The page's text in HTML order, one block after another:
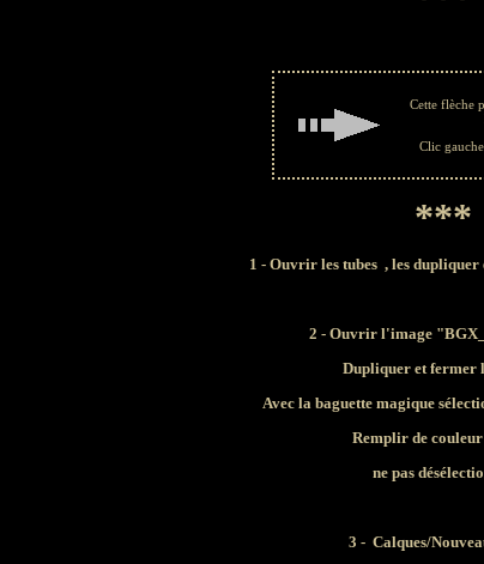
Cette flèche
Clic
***
1 - Ouvrir les tubes , les
2 - Ouvrir l'image "
Dupliquer et
Avec la baguette magique
Remplir de
ne pas
3 - Calques/